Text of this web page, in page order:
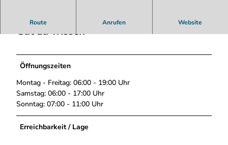
Route Anrufen Website
Gut zu wissen
Öffnungszeiten
Montag - Freitag: 06:00 - 19:00 Uhr
Samstag: 06:00 - 17:00 Uhr
Sonntag: 07:00 - 11:00 Uhr
Erreichbarkeit / Lage